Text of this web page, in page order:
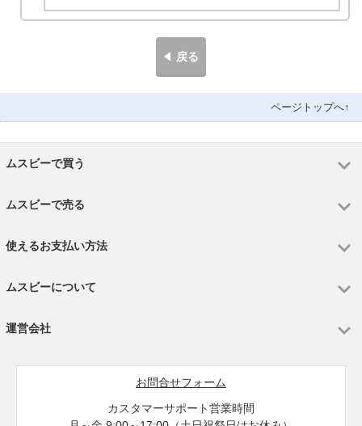
戻る
ページトップへ↑
ムスビーで買う
ムスビーで売る
使えるお支払い方法
ムスビーについて
運営会社
お問合せフォーム
カスタマーサポート営業時間